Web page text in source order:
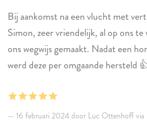
Bij aankomst na een vlucht met
Simon, zeer vriendelijk, al op ons
ons wegwijs gemaakt. Nadat een
werd deze per omgaande hersteld
tijd. In het appartement zelf was
hadden ruimschoots op voorraad.
16 februari 2024 door Luc Ottenhoff via